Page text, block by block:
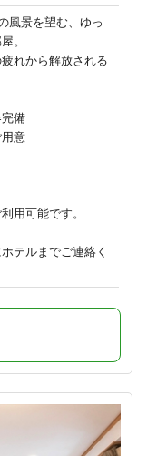
風景を望む、ゆっ
。
れから解放される
備
意
用可能です。
テルまでご連絡く